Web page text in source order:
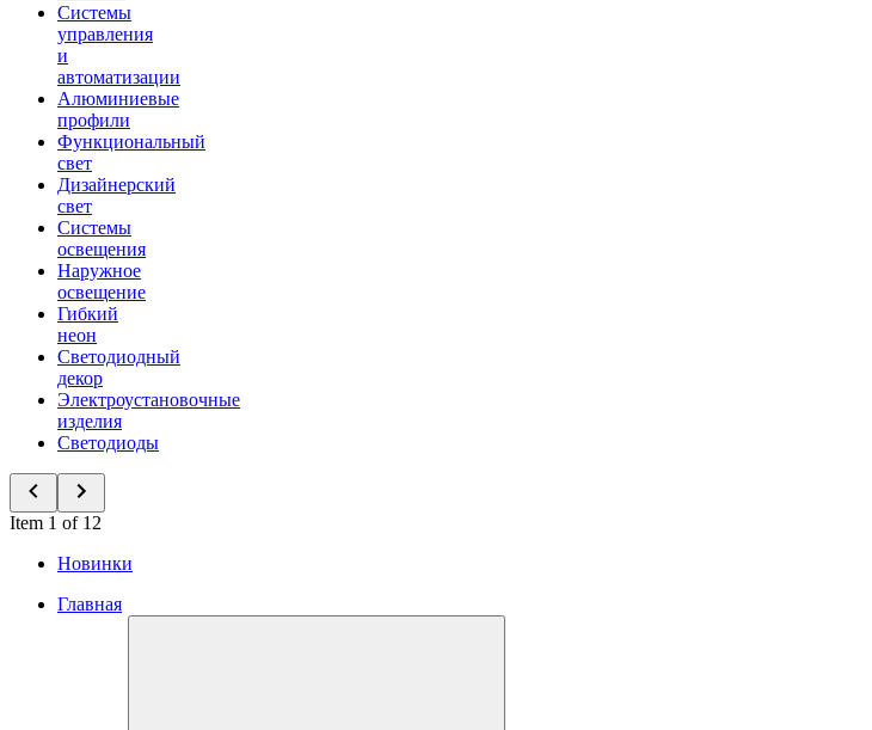
Системы
управления
и
автоматизации
Алюминиевые
профили
Функциональный
свет
Дизайнерский
свет
Системы
освещения
Наружное
освещение
Гибкий
неон
Светодиодный
декор
Электроустановочные
изделия
Светодиоды
Item 1 of 12
Новинки
Главная